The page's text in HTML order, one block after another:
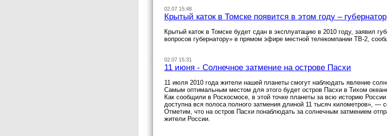
02.07 15:48
Крытый каток в Томске появится в этом году – губернатор
Крытый каток в Томске будет сдан в эксплуатацию в 2010 году, заявил
вопросов губернатору» в прямом эфире местной телекомпании ТВ-2,
02.07 15:31
11 июня - Солнечное затмение на острове Пасхи
11 июля 2010 года жители нашей планеты смогут наблюдать явление
Самым оптимальным местом для этого будет остров Пасхи в Тихом
Как сообщили в Роскосмосе, в этой точке планеты за всю историю
доступна вся полоса полного затмения длиной 11 тысяч километров», —
Отметим, что на остров Пасхи понаблюдать за солнечным затмением
жители России.